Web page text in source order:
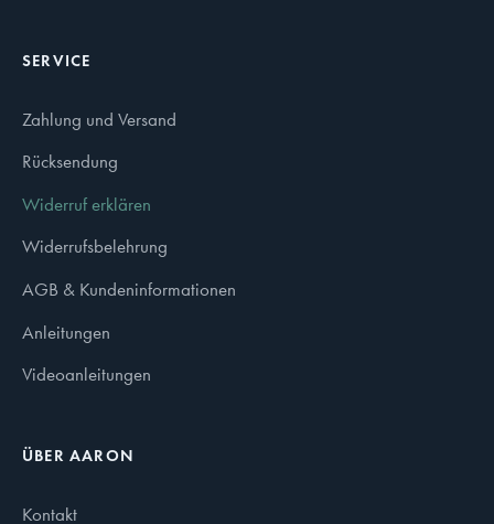
SERVICE
Zahlung und Versand
Rücksendung
Widerruf erklären
Widerrufsbelehrung
AGB & Kundeninformationen
Anleitungen
Videoanleitungen
ÜBER AARON
Kontakt